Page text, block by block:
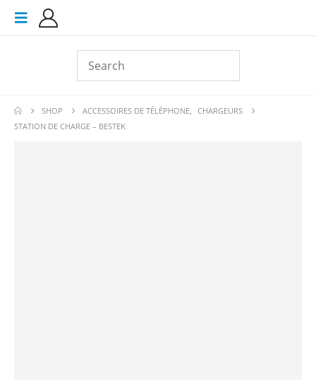
SHOP ACCESSOIRES DE TÉLÉPHONE,
CHARGEURS
STATION DE CHARGE – BESTEK